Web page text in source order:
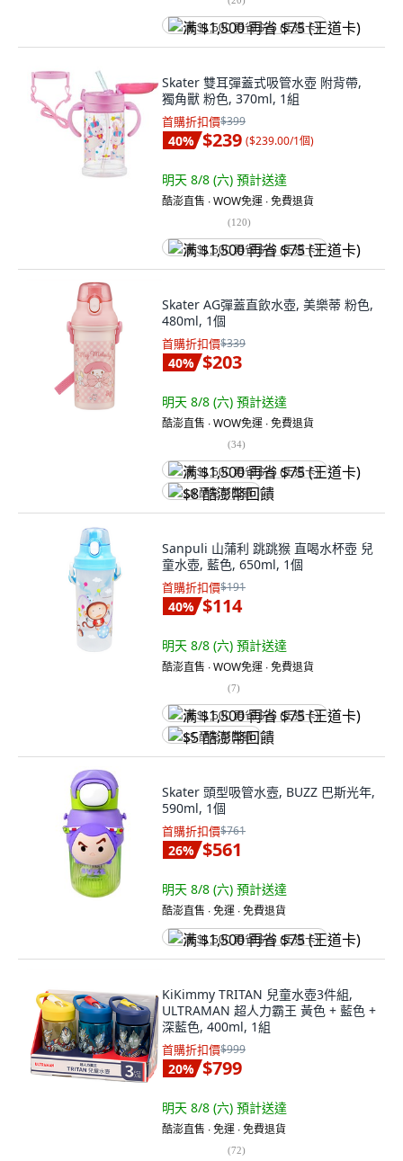
满 $1,500 再省 $75 (王道卡)
Skater 雙耳彈蓋式吸管水壺 附背帶,
獨角獸 粉色, 370ml, 1組
首購折扣價$399
40% $239 ($239.00/1個)
明天 8/8 (六) 預計送達
酷澎直售 ∙ WOW免運 ∙ 免費退貨
(120)
满 $1,500 再省 $75 (王道卡)
Skater AG彈蓋直飲水壺, 美樂蒂 粉色,
480ml, 1個
首購折扣價$339
40% $203
明天 8/8 (六) 預計送達
酷澎直售 ∙ WOW免運 ∙ 免費退貨
(34)
满 $1,500 再省 $75 (王道卡)
$8 酷澎幣回饋
Sanpuli 山蒲利 跳跳猴 直喝水杯壺 兒
童水壺, 藍色, 650ml, 1個
首購折扣價$191
40% $114
明天 8/8 (六) 預計送達
酷澎直售 ∙ WOW免運 ∙ 免費退貨
(7)
满 $1,500 再省 $75 (王道卡)
$5 酷澎幣回饋
Skater 頭型吸管水壼, BUZZ 巴斯光年,
590ml, 1個
首購折扣價$761
26% $561
明天 8/8 (六) 預計送達
酷澎直售 ∙ 免運 ∙ 免費退貨
满 $1,500 再省 $75 (王道卡)
KiKimmy TRITAN 兒童水壺3件組,
ULTRAMAN 超人力霸王 黃色 + 藍色 +
深藍色, 400ml, 1組
首購折扣價$999
20% $799
明天 8/8 (六) 預計送達
酷澎直售 ∙ 免運 ∙ 免費退貨
(72)